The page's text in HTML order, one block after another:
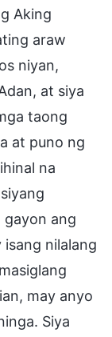
Aking
araw
niyan,
at siya
taong
at puno ng
na
gayon ang
isang nilalang
may anyo
Siya